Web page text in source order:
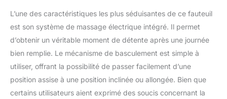
fauteuil sont en bois
certifié FSC. Design
Moderne Unique: conçu
avec une texture de
coussin de haute qualité
et des accoudoirs épais,
il est idéal pour une
L’une des caractéristiques les plus séduisantes de ce fauteuil
est son système de massage électrique intégré. Il permet
d’obtenir un véritable moment de détente après une journée
bien remplie. Le mécanisme de basculement est simple à
utiliser, offrant la possibilité de passer facilement d’une
position assise à une position inclinée ou allongée. Bien que
certains utilisateurs aient exprimé des soucis concernant la